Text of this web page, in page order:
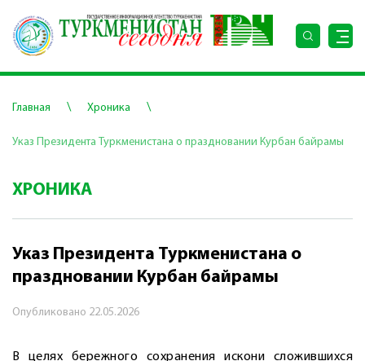
Главная \ Хроника \
Указ Президента Туркменистана о праздновании Курбан байрамы
ХРОНИКА
Указ Президента Туркменистана о
праздновании Курбан байрамы
Опубликовано 22.05.2026
В целях бережного сохранения искони сложившихся